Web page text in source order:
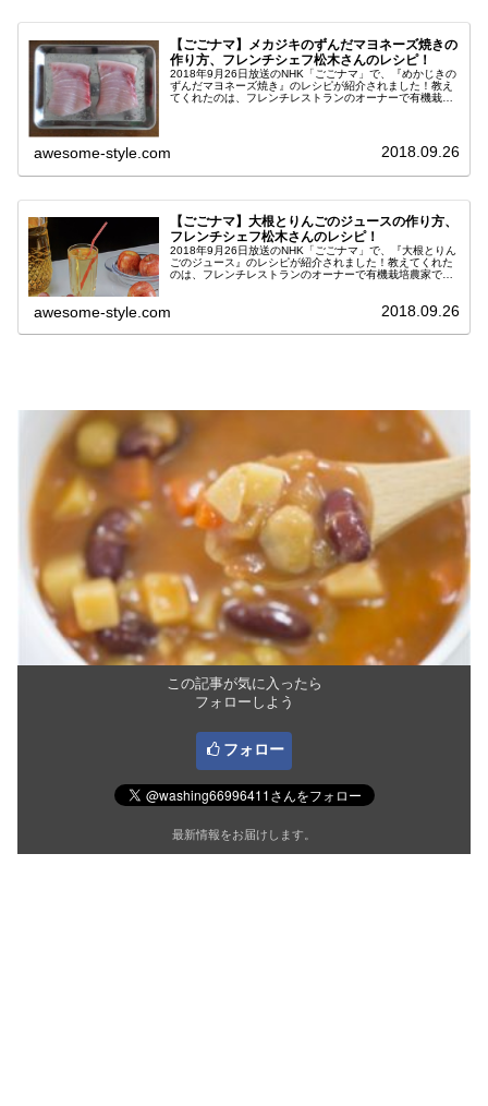
【ごごナマ】メカジキのずんだマヨネーズ焼きの
作り方、フレンチシェフ松木さんのレシピ！
2018年9月26日放送のNHK「ごごナマ」で、『めかじきの
ずんだマヨネーズ焼き』のレシピが紹介されました！教え
てくれたのは、フレンチレストランのオーナーで有機栽培
awesome-style.com 2018.09.26
【ごごナマ】大根とりんごのジュースの作り方、
フレンチシェフ松木さんのレシピ！
2018年9月26日放送のNHK「ごごナマ」で、『大根とりん
ごのジュース』のレシピが紹介されました！教えてくれた
のは、フレンチレストランのオーナーで有機栽培農家でも
awesome-style.com 2018.09.26
この記事が気に入ったら
フォローしよう
フォロー
最新情報をお届けします。